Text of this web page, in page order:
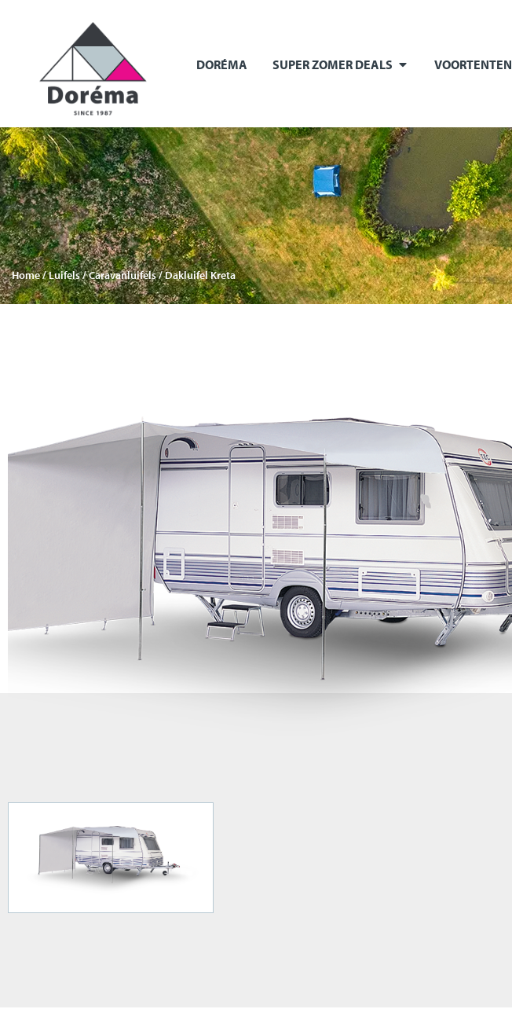
DORÉMA SUPER ZOMER DEALS VOORTENTEN
Home/Luifels/Caravanluifels/ Dakluifel Kreta